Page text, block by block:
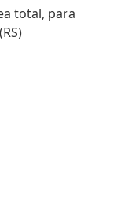
total, para